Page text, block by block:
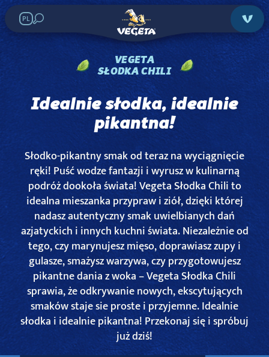
PL
VEGETA
SŁODKA CHILI
Idealnie słodka, idealnie
pikantna!
Słodko-pikantny smak od teraz na wyciągnięcie
ręki! Puść wodze fantazji i wyrusz w kulinarną
podróż dookoła świata! Vegeta Słodka Chili to
idealna mieszanka przypraw i ziół, dzięki której
nadasz autentyczny smak uwielbianych dań
azjatyckich i innych kuchni świata. Niezależnie od
tego, czy marynujesz mięso, doprawiasz zupy i
gulasze, smażysz warzywa, czy przygotowujesz
pikantne dania z woka – Vegeta Słodka Chili
sprawia, że odkrywanie nowych, ekscytujących
smaków staje sie proste i przyjemne. Idealnie
słodka i idealnie pikantna! Przekonaj się i spróbuj
już dziś!